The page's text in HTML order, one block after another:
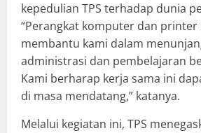
kepedulian TPS terhadap dunia
“Perangkat komputer dan printer
membantu kami dalam
administrasi dan pembelajaran
Kami berharap kerja sama ini
di masa mendatang,” katanya.
Melalui kegiatan ini, TPS